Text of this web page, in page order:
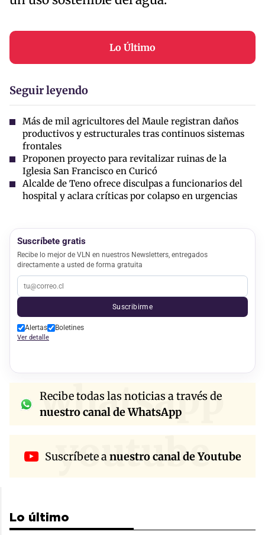
Lo Último
Seguir leyendo
Más de mil agricultores del Maule registran daños
productivos y estructurales tras continuos sistemas
frontales
Proponen proyecto para revitalizar ruinas de la
Iglesia San Francisco en Curicó
Alcalde de Teno ofrece disculpas a funcionarios del
hospital y aclara críticas por colapso en urgencias
Suscríbete gratis
Recibe lo mejor de VLN en nuestros Newsletters, entregados
directamente a usted de forma gratuita
Suscribirme
Alertas Boletines
Ver detalle
whatsapp
Recibe todas las noticias a través de
nuestro canal de WhatsApp
youtube
Suscríbete anuestro canal de Youtube
Lo último